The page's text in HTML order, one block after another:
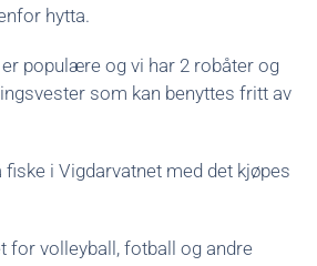
hytta.
populære og vi har 2 robåter og
som kan benyttes fritt av
i Vigdarvatnet med det kjøpes
for volleyball, fotball og andre